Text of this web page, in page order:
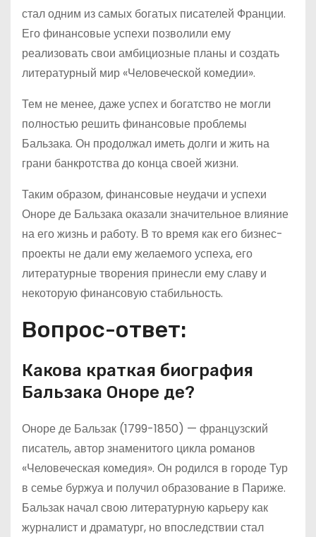
стал одним из самых богатых писателей Франции.
Его финансовые успехи позволили ему
реализовать свои амбициозные планы и создать
литературный мир «Человеческой комедии».
Тем не менее, даже успех и богатство не могли
полностью решить финансовые проблемы
Бальзака. Он продолжал иметь долги и жить на
грани банкротства до конца своей жизни.
Таким образом, финансовые неудачи и успехи
Оноре де Бальзака оказали значительное влияние
на его жизнь и работу. В то время как его бизнес-
проекты не дали ему желаемого успеха, его
литературные творения принесли ему славу и
некоторую финансовую стабильность.
Вопрос-ответ:
Какова краткая биография
Бальзака Оноре де?
Оноре де Бальзак (1799-1850) — французский
писатель, автор знаменитого цикла романов
«Человеческая комедия». Он родился в городе Тур
в семье буржуа и получил образование в Париже.
Бальзак начал свою литературную карьеру как
журналист и драматург, но впоследствии стал